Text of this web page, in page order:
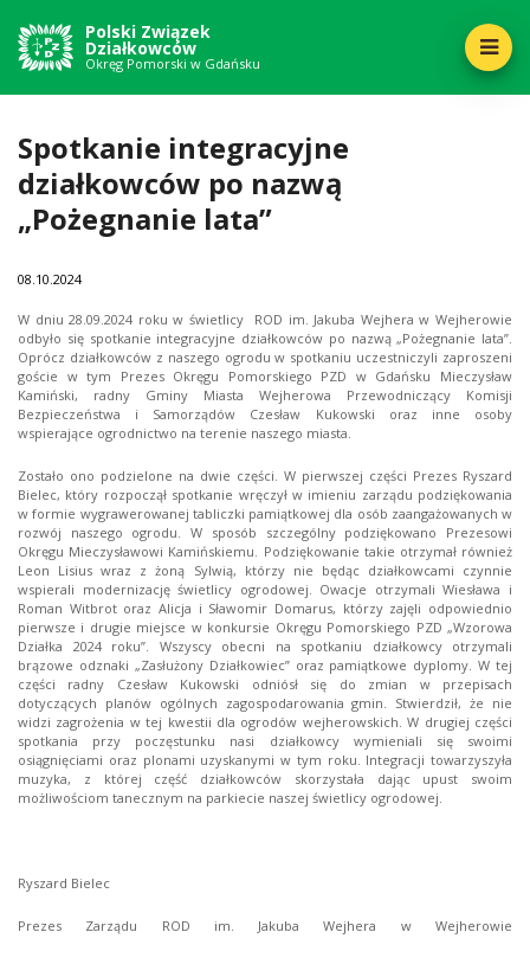
Polski Związek
Działkowców
Okręg Pomorski w Gdańsku
Spotkanie integracyjne
działkowców po nazwą
„Pożegnanie lata”
08 10.2024
W dniu 28.09.2024 roku w świetlicy ROD im. Jakuba Wejhera w Wejherowie
odbyło się spotkanie integracyjne działkowców po nazwą „Pożegnanie lata”.
Oprócz działkowców z naszego ogrodu w spotkaniu uczestniczyli zaproszeni
goście w tym Prezes Okręgu Pomorskiego PZD w Gdańsku Mieczysław
Kamiński, radny Gminy Miasta Wejherowa Przewodniczący Komisji
Bezpieczeństwa i Samorządów Czesław Kukowski oraz inne osoby
wspierające ogrodnictwo na terenie naszego miasta.
Zostało ono podzielone na dwie części. W pierwszej części Prezes Ryszard
Bielec, który rozpoczął spotkanie wręczył w imieniu zarządu podziękowania
w formie wygrawerowanej tabliczki pamiątkowej dla osób zaangażowanych w
rozwój naszego ogrodu. W sposób szczególny podziękowano Prezesowi
Okręgu Mieczysławowi Kamińskiemu. Podziękowanie takie otrzymał również
Leon Lisius wraz z żoną Sylwią, którzy nie będąc działkowcami czynnie
wspierali modernizację świetlicy ogrodowej. Owacje otrzymali Wiesława i
Roman Witbrot oraz Alicja i Sławomir Domarus, którzy zajęli odpowiednio
pierwsze i drugie miejsce w konkursie Okręgu Pomorskiego PZD „Wzorowa
Działka 2024 roku”. Wszyscy obecni na spotkaniu działkowcy otrzymali
brązowe odznaki „Zasłużony Działkowiec” oraz pamiątkowe dyplomy. W tej
części radny Czesław Kukowski odniósł się do zmian w przepisach
dotyczących planów ogólnych zagospodarowania gmin. Stwierdził, że nie
widzi zagrożenia w tej kwestii dla ogrodów wejherowskich. W drugiej części
spotkania przy poczęstunku nasi działkowcy wymieniali się swoimi
osiągnięciami oraz plonami uzyskanymi w tym roku. Integracji towarzyszyła
muzyka, z której część działkowców skorzystała dając upust swoim
możliwościom tanecznym na parkiecie naszej świetlicy ogrodowej.
Ryszard Bielec
Prezes Zarządu ROD im. Jakuba Wejhera w Wejherowie